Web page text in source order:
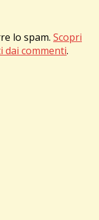
lo spam. Scopri
dai commenti.